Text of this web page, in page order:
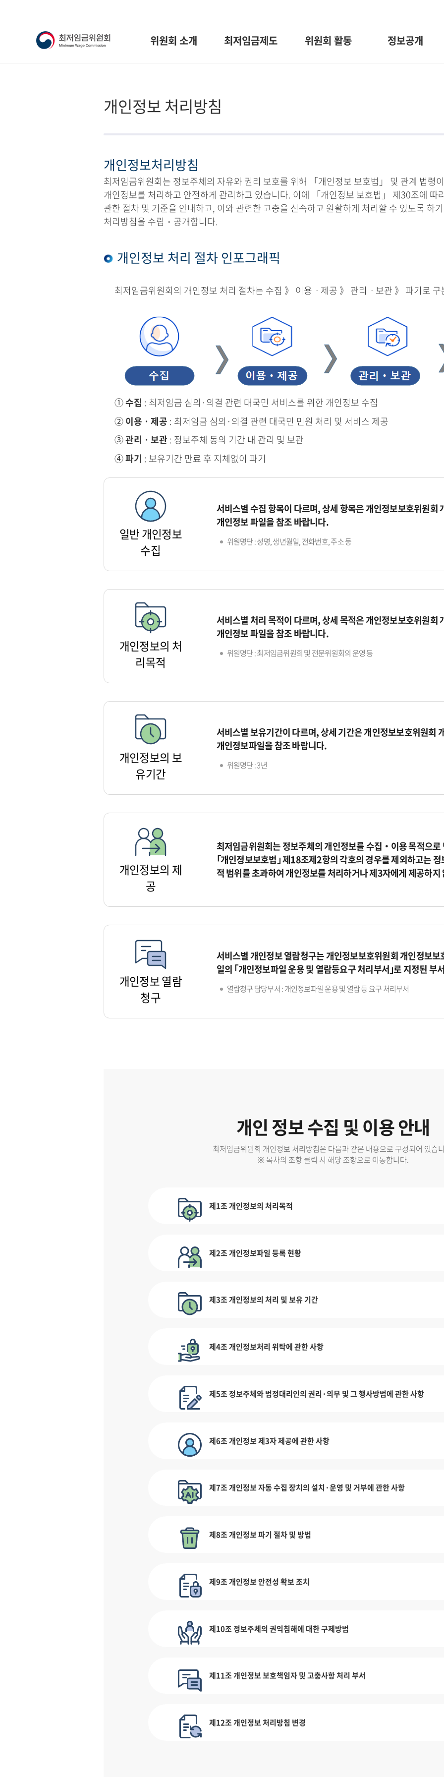
위원회 소개 최저임금제도 위원회 활동 정보공개
개인정보 처리방침
개인정보처리방침
최저임금위원회는 정보주체의 자유와 권리 보호를 위해 「개인정보 보호법」 및 관계 법령
개인정보를 처리하고 안전하게 관리하고 있습니다. 이에 「개인정보 보호법」 제30조에 따
관한 절차 및 기준을 안내하고, 이와 관련한 고충을 신속하고 원활하게 처리할 수 있도록 하
처리방침을 수립・공개합니다.
개인정보 처리 절차 인포그래픽
최저임금위원회의 개인정보 처리 절차는 수집 》 이용ㆍ제공 》 관리ㆍ보관 》 파기로
①수집 : 최저임금 심의·의결 관련 대국민 서비스를 위한 개인정보 수집
② 이용ㆍ제공 : 최저임금 심의·의결 관련 대국민 민원 처리 및 서비스 제공
③관리ㆍ보관 : 정보주체 동의 기간 내 관리 및 보관
④파기 : 보유기간 만료 후 지체없이 파기
일반 개인정보
수집
서비스별 수집 항목이 다르며, 상세 항목은 개인정보보호위원회
개인정보 파일을 참조 바랍니다.
위원명단 : 성명, 생년월일, 전화번호, 주소 등
개인정보의 처
리목적
서비스별 처리 목적이 다르며, 상세 목적은 개인정보보호위원회
개인정보 파일을 참조 바랍니다.
위원명단 : 최저임금위원회 및 전문위원회의 운영 등
개인정보의 보
유기간
서비스별 보유기간이 다르며, 상세 기간은 개인정보보호위원회
개인정보파일을 참조 바랍니다.
위원명단 : 3년
개인정보의 제
공
최저임금위원회는 정보주체의 개인정보를 수집‧이용 목적으로
｢개인정보보호법｣ 제18조제2항의 각호의 경우를 제외하고는
적 범위를 초과하여 개인정보를 처리하거나 제3자에게 제공하지
개인정보 열람
청구
서비스별 개인정보 열람청구는 개인정보보호위원회 개인정보
일의 ｢개인정보파일 운용 및 열람등요구 처리부서｣로 지정된 부
열람청구 담당부서 : 개인정보파일 운용 및 열람 등 요구 처리부서
개인 정보 수집 및 이용 안내
최저임금위원회 개인정보 처리방침은 다음과 같은 내용으로 구성되어 있습
※ 목차의 조항 클릭 시 해당 조항으로 이동합니다.
제1조 개인정보의 처리목적
제2조 개인정보파일 등록 현황
제3조 개인정보의 처리 및 보유 기간
제4조 개인정보처리 위탁에 관한 사항
제5조 정보주체와 법정대리인의 권리·의무 및 그 행사방법에 관한 사항
제6조 개인정보 제3자 제공에 관한 사항
제7조 개인정보 자동 수집 장치의 설치·운영 및 거부에 관한 사항
제8조 개인정보 파기 절차 및 방법
제9조 개인정보 안전성 확보 조치
제10조 정보주체의 권익침해에 대한 구제방법
제11조 개인정보 보호책임자 및 고충사항 처리 부서
제12조 개인정보 처리방침 변경